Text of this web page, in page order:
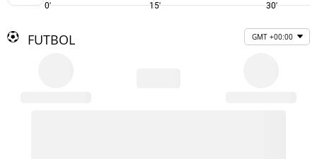
0' 15' 30'
FUTBOL GMT +00:00